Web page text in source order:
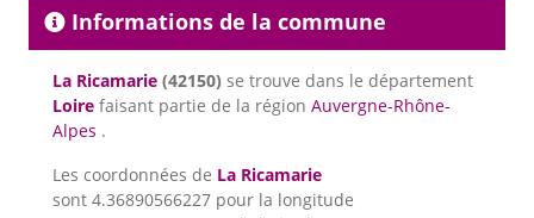
Informations de la commune
La Ricamarie (42150) se trouve dans le département
Loire faisant partie de la région Auvergne-Rhône-
Alpes .
Les coordonnées de La Ricamarie
sont 4.36890566227 pour la longitude